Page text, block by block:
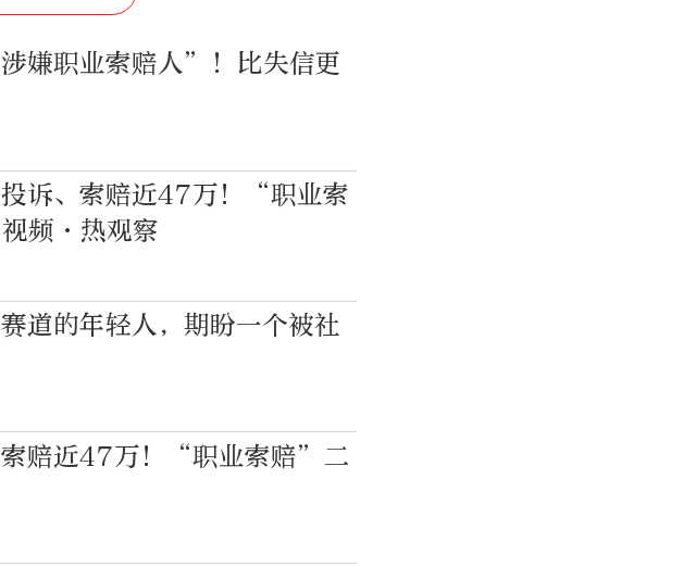
嫌职业索赔人”！比失信更
诉、索赔近47万！“职业索
频·热观察
道的年轻人，期盼一个被社
索赔近47万！“职业索赔”二